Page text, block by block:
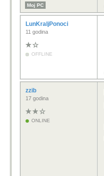
Moj PC
LunKraljPonoci
11 godina
OFFLINE
zzib
17 godina
ONLINE